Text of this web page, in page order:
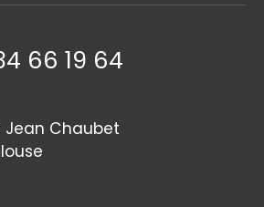
66 19 64
Jean Chaubet